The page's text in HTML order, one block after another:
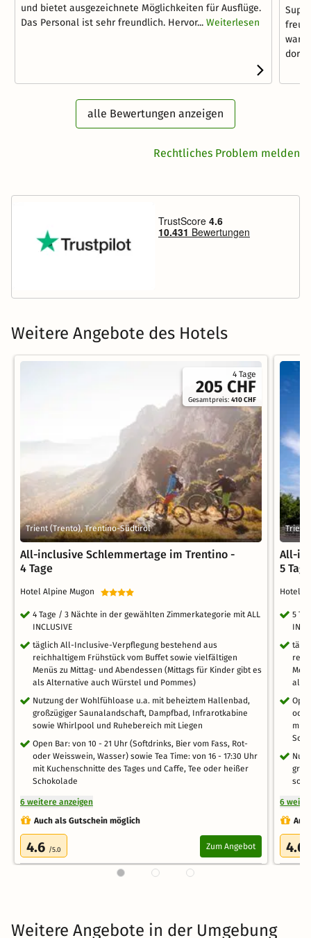
und bietet ausgezeichnete Möglichkeiten für Ausflüge.
Das Personal ist sehr freundlich. Hervor... Weiterlesen
war
dort...
alle Bewertungen anzeigen
Rechtliches Problem melden
Weitere Angebote des Hotels
4 Tage
205 CHF
Gesamtpreis:410 CHF
Trient (Trento), Trentino-Südtirol
All-inclusive Schlemmertage im Trentino -
4 Tage
Hotel Alpine Mugon
4 Tage / 3 Nächte in der gewählten Zimmerkategorie mit ALL
INCLUSIVE
täglich All-Inclusive-Verpflegung bestehend aus
reichhaltigem Frühstück vom Buffet sowie vielfältigen
Menüs zu Mittag- und Abendessen (Mittags für Kinder gibt es
als Alternative auch Würstel und Pommes)
Nutzung der Wohlfühloase u.a. mit beheiztem Hallenbad,
großzügiger Saunalandschaft, Dampfbad, Infrarotkabine
sowie Whirlpool und Ruhebereich mit Liegen
Open Bar: von 10 - 21 Uhr (Softdrinks, Bier vom Fass, Rot-
oder Weisswein, Wasser) sowie Tea Time: von 16 - 17:30 Uhr
mit Kuchenschnitte des Tages und Caffe, Tee oder heißer
Schokolade
6 weitere anzeigen
Auch als Gutschein möglich
4.6 /5.0 Zum Angebot
Trient
All-
5
Hotel
5
als
oder
mit
6
4.6
Weitere Angebote in der Umgebung